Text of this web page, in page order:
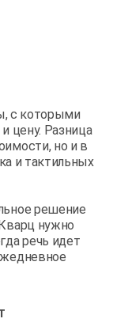
с которыми
цену. Разница
но и в
и тактильных
решение
нужно
речь идет